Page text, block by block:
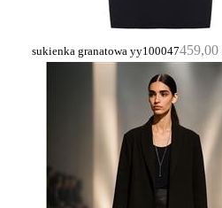
sukienka granatowa yy100047459,00